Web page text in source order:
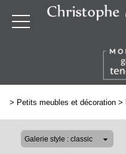
> Petits meubles et décoration >